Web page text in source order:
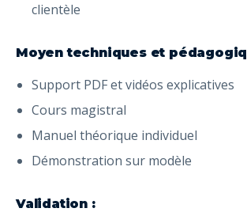
clientèle
Moyen techniques et
Support PDF et vidéos explicatives
Cours magistral
Manuel théorique individuel
Démonstration sur modèle
Validation :